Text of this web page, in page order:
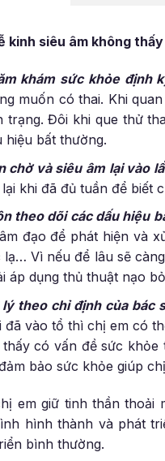
kinh siêu âm không
khám sức khỏe định
muốn có thai. Khi
trạng. Đôi khi que thử
hiệu bất thường.
chờ và siêu âm lại vào
lại khi đã đủ tuần để biết
theo dõi các dấu hiệu
đạo để phát hiện và
lạ… Vì nếu để lâu sẽ
áp dụng thủ thuật nạo
theo chỉ định của bác
đã vào tổ thì chị em có
thấy có vấn đề sức khỏe
bảo sức khỏe giúp
em giữ tinh thần thoải
hình thành và phát
bình thường.